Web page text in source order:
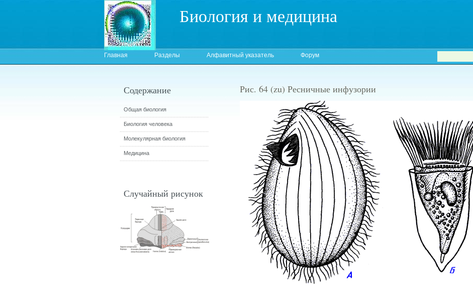
Биология и медицина
Главная Разделы Алфавитный указатель Форум
Рис. 64 (zu) Ресничные инфузории
Содержание
Общая биология
Биология человека
Молекулярная биология
Медицина
Случайный рисунок